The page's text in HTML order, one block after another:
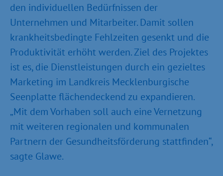
den individuellen Bedürfnissen der
Unternehmen und Mitarbeiter. Damit sollen
krankheitsbedingte Fehlzeiten gesenkt und die
Produktivität erhöht werden. Ziel des Projektes
ist es, die Dienstleistungen durch ein gezieltes
Marketing im Landkreis Mecklenburgische
Seenplatte flächendeckend zu expandieren.
„Mit dem Vorhaben soll auch eine Vernetzung
mit weiteren regionalen und kommunalen
Partnern der Gesundheitsförderung stattfinden“,
sagte Glawe.